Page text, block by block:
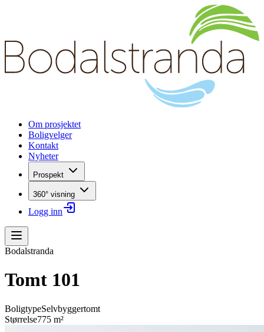
Om prosjektet
Boligvelger
Kontakt
Nyheter
Prospekt
360° visning
Logg inn
Bodalstranda
Tomt 101
BoligtypeSelvbyggertomt
Størrelse775 m²